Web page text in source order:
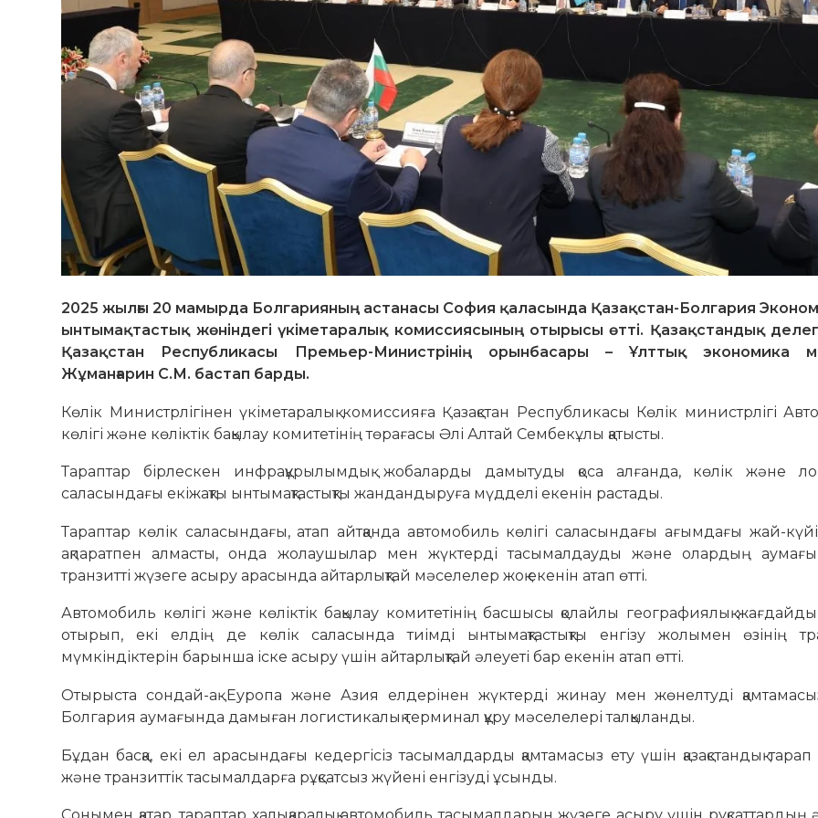
2025 жылғы 20 мамырда Болгарияның астанасы София қаласында Қазақстан-Болгария
ынтымақтастық жөніндегі үкіметаралық комиссиясының отырысы өтті. Қазақстандық
Қазақстан Республикасы Премьер-Министрінің орынбасары – Ұлттық экономика
Жұманғарин С.М. бастап барды.
Көлік Министрлігінен үкіметаралық комиссияға Қазақстан Республикасы Көлік министрлігі
көлігі және көліктік бақылау комитетінің төрағасы Әлі Алтай Сембекұлы қатысты.
Тараптар бірлескен инфрақұрылымдық жобаларды дамытуды қоса алғанда, көлік және
саласындағы екіжақты ынтымақтастықты жандандыруға мүдделі екенін растады.
Тараптар көлік саласындағы, атап айтқанда автомобиль көлігі саласындағы ағымдағы жай-
ақпаратпен алмасты, онда жолаушылар мен жүктерді тасымалдауды және олардың аумағы
транзитті жүзеге асыру арасында айтарлықтай мәселелер жоқ екенін атап өтті.
Автомобиль көлігі және көліктік бақылау комитетінің басшысы қолайлы географиялық
отырып, екі елдің де көлік саласында тиімді ынтымақтастықты енгізу жолымен өзінің
мүмкіндіктерін барынша іске асыру үшін айтарлықтай әлеуеті бар екенін атап өтті.
Отырыста сондай-ақ Еуропа және Азия елдерінен жүктерді жинау мен жөнелтуді
Болгария аумағында дамыған логистикалық терминал құру мәселелері талқыланды.
Бұдан басқа, екі ел арасындағы кедергісіз тасымалдарды қамтамасыз ету үшін қазақстандық тарап
және транзиттік тасымалдарға рұқсатсыз жүйені енгізуді ұсынды.